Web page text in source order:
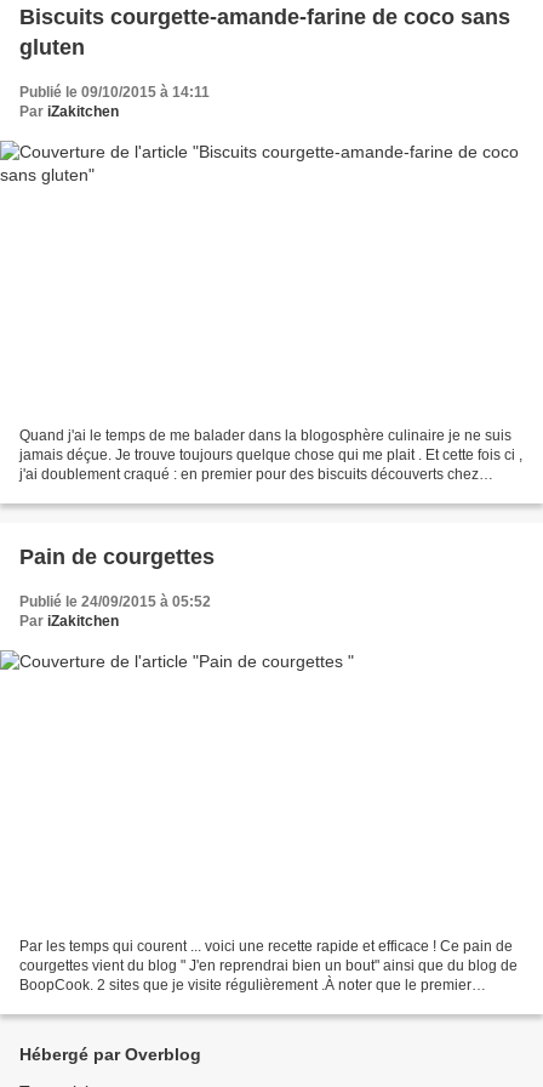
Biscuits courgette-amande-farine de coco sans
gluten
Publié le 09/10/2015 à 14:11
Par iZakitchen
Quand j'ai le temps de me balader dans la blogosphère culinaire je ne suis
jamais déçue. Je trouve toujours quelque chose qui me plait . Et cette fois ci ,
j'ai doublement craqué : en premier pour des biscuits découverts chez
Pain de courgettes
Publié le 24/09/2015 à 05:52
Par iZakitchen
Par les temps qui courent ... voici une recette rapide et efficace ! Ce pain de
courgettes vient du blog " J'en reprendrai bien un bout" ainsi que du blog de
BoopCook. 2 sites que je visite régulièrement .À noter que le premier
Hébergé par Overblog